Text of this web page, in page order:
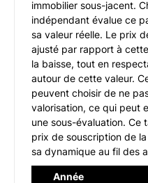
immobilier sous-jacent.
indépendant évalue ce
sa valeur réelle. Le prix
ajusté par rapport à
la baisse, tout en
autour de cette valeur.
peuvent choisir de ne
valorisation, ce qui peut
une sous-évaluation. Ce
prix de souscription de
sa dynamique au fil des
Année